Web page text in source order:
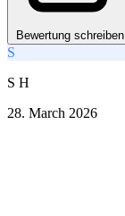
Bewertung schreiben
S
S H
28. March 2026